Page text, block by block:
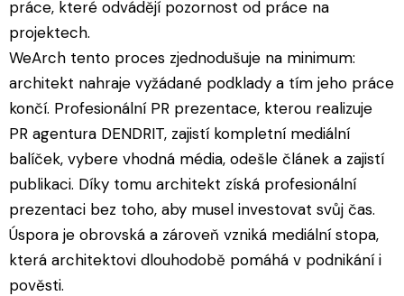
práce, které odvádějí pozornost od práce na
projektech.
WeArch tento proces zjednodušuje na minimum:
architekt nahraje vyžádané podklady a tím jeho práce
končí. Profesionální PR prezentace, kterou realizuje
PR agentura DENDRIT, zajistí kompletní mediální
balíček, vybere vhodná média, odešle článek a zajistí
publikaci. Díky tomu architekt získá profesionální
prezentaci bez toho, aby musel investovat svůj čas.
Úspora je obrovská a zároveň vzniká mediální stopa,
která architektovi dlouhodobě pomáhá v podnikání i
pověsti.